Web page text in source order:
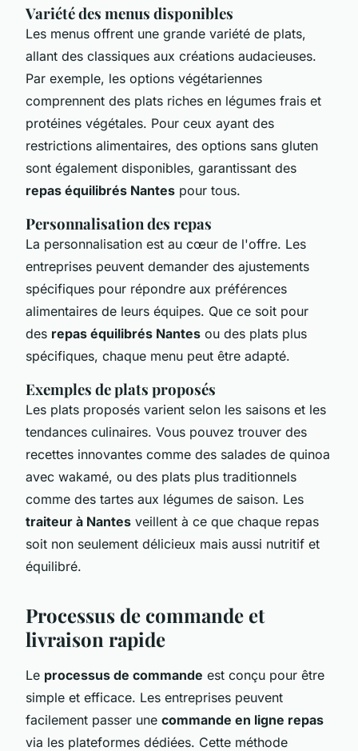
Variété des menus disponibles
Les menus offrent une grande variété de plats,
allant des classiques aux créations audacieuses.
Par exemple, les options végétariennes
comprennent des plats riches en légumes frais et
protéines végétales. Pour ceux ayant des
restrictions alimentaires, des options sans gluten
sont également disponibles, garantissant des
repas équilibrés Nantes pour tous.
Personnalisation des repas
La personnalisation est au cœur de l'offre. Les
entreprises peuvent demander des ajustements
spécifiques pour répondre aux préférences
alimentaires de leurs équipes. Que ce soit pour
des repas équilibrés Nantes ou des plats plus
spécifiques, chaque menu peut être adapté.
Exemples de plats proposés
Les plats proposés varient selon les saisons et les
tendances culinaires. Vous pouvez trouver des
recettes innovantes comme des salades de quinoa
avec wakamé, ou des plats plus traditionnels
comme des tartes aux légumes de saison. Les
traiteur à Nantes veillent à ce que chaque repas
soit non seulement délicieux mais aussi nutritif et
équilibré.
Processus de commande et
livraison rapide
Le processus de commande est conçu pour être
simple et efficace. Les entreprises peuvent
facilement passer une commande en ligne repas
via les plateformes dédiées. Cette méthode